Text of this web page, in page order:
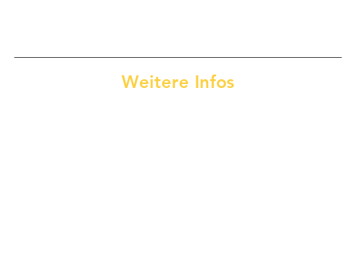
Weitere Infos